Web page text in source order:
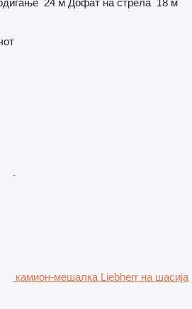
24 м Дофат на стрела 18 м
камион-мешалка Liebherr на шасија